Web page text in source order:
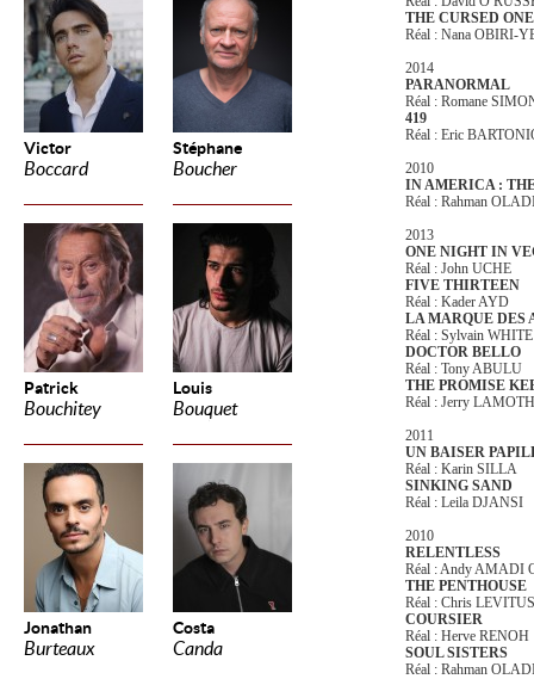
Victor
Boccard
Stéphane
Boucher
Patrick
Bouchitey
Louis
Bouquet
Jonathan
Burteaux
Costa
Canda
THE CURSED
Réal : Nana OBIRI-
2014
PARANORMAL
Réal : Romane
419
Réal : Eric
2010
IN AMERICA :
Réal : Rahman
2013
ONE NIGHT IN
Réal : John UCHE
FIVE THIRTEEN
Réal : Kader AYD
LA MARQUE DES
Réal : Sylvain WHITE
DOCTOR BELLO
Réal : Tony ABULU
THE PROMISE
Réal : Jerry
2011
UN BAISER
Réal : Karin SILLA
SINKING SAND
Réal : Leila DJANSI
2010
RELENTLESS
Réal : Andy AMADI
THE PENTHOUSE
Réal : Chris LEVITUS
COURSIER
Réal : Herve RENOH
SOUL SISTERS
Réal : Rahman